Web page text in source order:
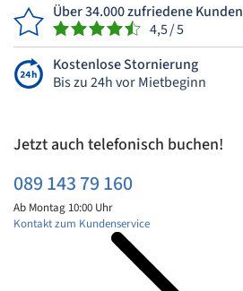
Über 34.000 zufriedene Kunden
4,5 / 5
Kostenlose Stornierung
Bis zu 24h vor Mietbeginn
Jetzt auch telefonisch buchen!
089 143 79 160
Ab Montag 10:00 Uhr
Kontakt zum Kundenservice